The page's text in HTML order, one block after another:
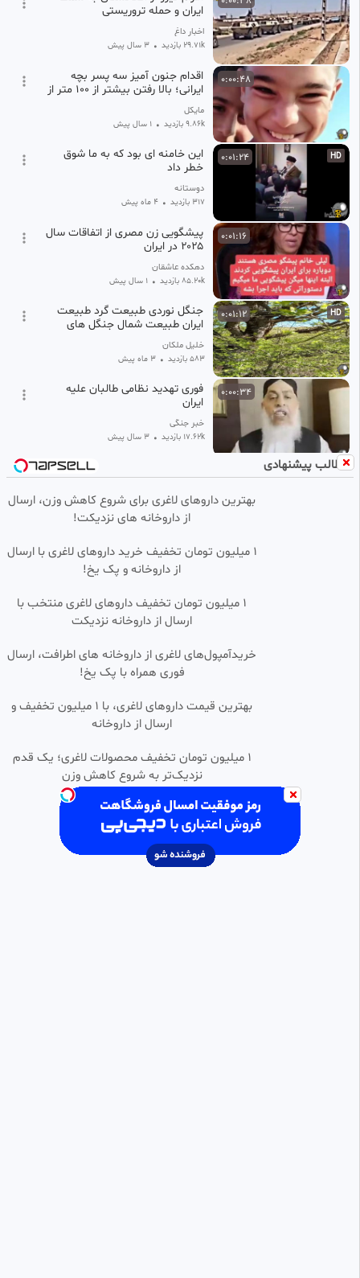
ایران و حمله تروریستی
اخبار داغ
29.71k بازدید • 3 سال پیش
0:00:48
اقدام جنون آمیز سه پسر بچه
ایرانی؛ بالا رفتن بیشتر از 100 متر از
مایکل
9.86k بازدید • 1 سال پیش
HD
0:01:24
این خامنه ای بود که به ما شوق
خطر داد
دوستانه
317 بازدید • 4 ماه پیش
0:01:16
پیشگویی زن مصری از اتفاقات سال
۲۰۲۵ در ایران
دهکده عاشقان
85.20k بازدید • 1 سال پیش
HD
0:01:12
جنگل نوردی طبیعت گرد طبیعت
ایران طبیعت شمال جنگل های
طبیعت گردی
خلیل ملکان
583 بازدید • 3 ماه پیش
0:00:34
فوری تهدید نظامی طالبان علیه
ایران
خبر جنگی
17.62k بازدید • 3 سال پیش
ویدئو جنجالی سپاه درباره حمله
پهپادهای ایرانی به جمهوری
آذربایجان و وحشت ترکیه
نبض تو
242.39k بازدید • 3 سال پیش
0:01:26
شادی اعراب از حمله ایران به
اسرائیل
•
صحبت های جالب سیاستمدار ترک
اسماعیل م
• 8 ماه پیش
0:00:56
عراقچی / طرفین ایران و امریکا به
نشانه احترام با یکدیگر دست
17 بازدید • 5 ماه پیش
0:00:48
📹 دبیرکل سازمان ملل: زمانی به
ایران حمله شد که ایران و آمریکا در
حال مذاکره بودند
پرنیان Parnian
23 بازدید 5 ماه پیش
مطالب پیشنهادی
بهترین داروهای لاغری برای شروع کاهش وزن، ارسال
از داروخانه های نزدیکت!
1 میلیون تومان تخفیف خرید داروهای لاغری با ارسال
از داروخانه و پک یخ!
۱ میلیون تومان تخفیف داروهای لاغری منتخب با
ارسال از داروخانه نزدیکت
خریدآمپول‌های لاغری از داروخانه های اطرافت، ارسال
فوری همراه با پک یخ!
بهترین قیمت داروهای لاغری، با ۱ میلیون تخفیف و
ارسال از داروخانه‌
۱ میلیون تومان تخفیف محصولات لاغری؛ یک قدم
نزدیک‌تر به شروع کاهش وزن